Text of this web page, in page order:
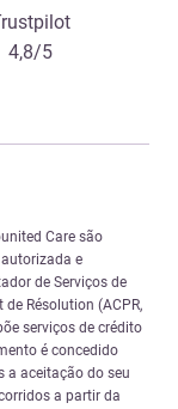
4,8/5
Care são
e
de Serviços de
Résolution (ACPR,
serviços de crédito
é concedido
a aceitação do seu
a partir da